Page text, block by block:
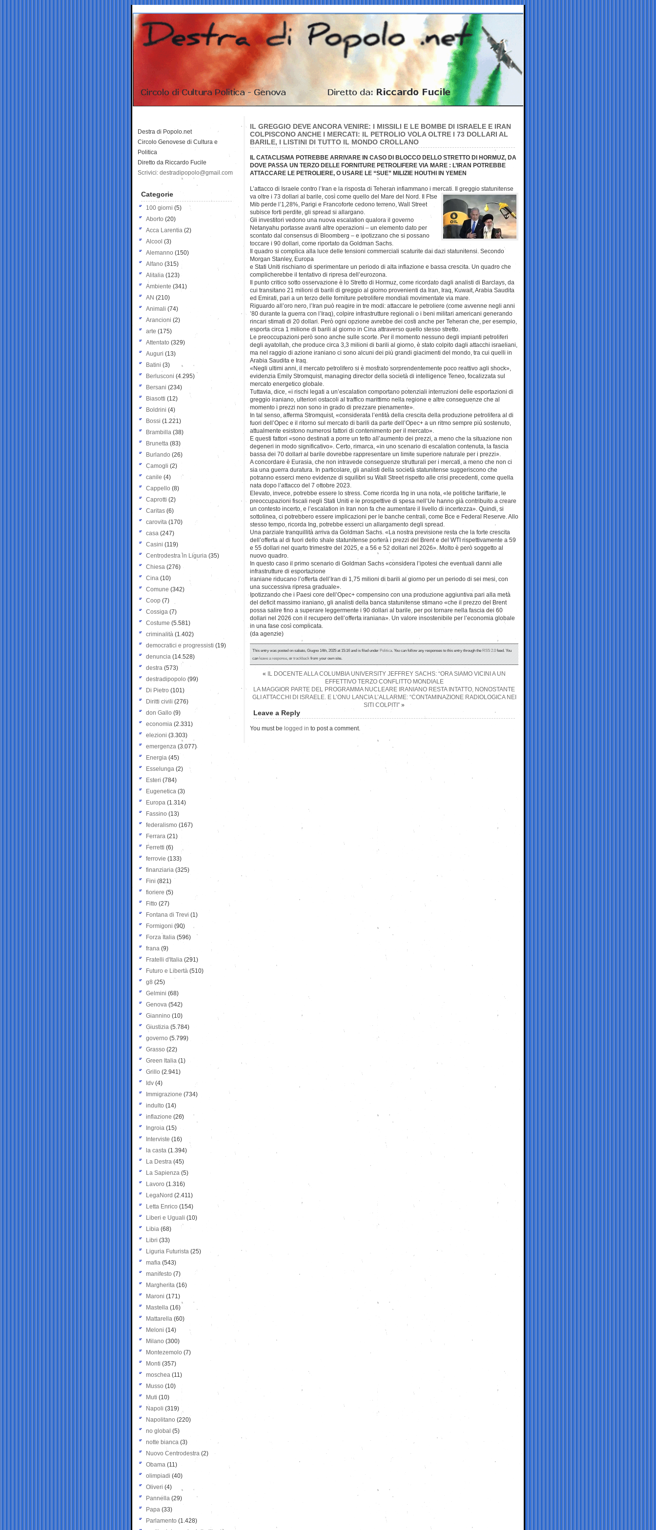
IL GREGGIO DEVE ANCORA VENIRE: I MISSILI E LE BOMBE DI ISRAELE E IRAN
COLPISCONO ANCHE I MERCATI: IL PETROLIO VOLA OLTRE I 73 DOLLARI AL
BARILE, I LISTINI DI TUTTO IL MONDO CROLLANO
IL CATACLISMA POTREBBE ARRIVARE IN CASO DI BLOCCO DELLO STRETTO DI HORMUZ, DA
DOVE PASSA UN TERZO DELLE FORNITURE PETROLIFERE VIA MARE : L’IRAN POTREBBE
ATTACCARE LE PETROLIERE, O USARE LE “SUE” MILIZIE HOUTHI IN YEMEN
L’attacco di Israele contro l’Iran e la risposta di Teheran infiammano i mercati. Il greggio statunitense
va oltre i 73 dollari al barile, così come quello del Mare del Nord. Il Ftse
Mib perde l’1,28%, Parigi e Francoforte cedono terreno, Wall Street
subisce forti perdite, gli spread si allargano.
Gli investitori vedono una nuova escalation qualora il governo
Netanyahu portasse avanti altre operazioni – un elemento dato per
scontato dal consensus di Bloomberg – e ipotizzano che si possano
toccare i 90 dollari, come riportato da Goldman Sachs.
Il quadro si complica alla luce delle tensioni commerciali scaturite dai dazi statunitensi. Secondo
Morgan Stanley, Europa
e Stati Uniti rischiano di sperimentare un periodo di alta inflazione e bassa crescita. Un quadro che
complicherebbe il tentativo di ripresa dell’eurozona.
Il punto critico sotto osservazione è lo Stretto di Hormuz, come ricordato dagli analisti di Barclays, da
cui transitano 21 milioni di barili di greggio al giorno provenienti da Iran, Iraq, Kuwait, Arabia Saudita
ed Emirati, pari a un terzo delle forniture petrolifere mondiali movimentate via mare.
Riguardo all’oro nero, l’Iran può reagire in tre modi: attaccare le petroliere (come avvenne negli anni
’80 durante la guerra con l’Iraq), colpire infrastrutture regionali o i beni militari americani generando
rincari stimati di 20 dollari. Però ogni opzione avrebbe dei costi anche per Teheran che, per esempio,
esporta circa 1 milione di barili al giorno in Cina attraverso quello stesso stretto.
Le preoccupazioni però sono anche sulle scorte. Per il momento nessuno degli impianti petroliferi
degli ayatollah, che produce circa 3,3 milioni di barili al giorno, è stato colpito dagli attacchi israeliani,
ma nel raggio di azione iraniano ci sono alcuni dei più grandi giacimenti del mondo, tra cui quelli in
Arabia Saudita e Iraq.
«Negli ultimi anni, il mercato petrolifero si è mostrato sorprendentemente poco reattivo agli shock»,
evidenzia Emily Stromquist, managing director della società di intelligence Teneo, focalizzata sul
mercato energetico globale.
Tuttavia, dice, «i rischi legati a un’escalation comportano potenziali interruzioni delle esportazioni di
greggio iraniano, ulteriori ostacoli al traffico marittimo nella regione e altre conseguenze che al
momento i prezzi non sono in grado di prezzare pienamente».
In tal senso, afferma Stromquist, «considerata l’entità della crescita della produzione petrolifera al di
fuori dell’Opec e il ritorno sul mercato di barili da parte dell’Opec+ a un ritmo sempre più sostenuto,
attualmente esistono numerosi fattori di contenimento per il mercato».
E questi fattori «sono destinati a porre un tetto all’aumento dei prezzi, a meno che la situazione non
degeneri in modo significativo». Certo, rimarca, «in uno scenario di escalation contenuta, la fascia
bassa dei 70 dollari al barile dovrebbe rappresentare un limite superiore naturale per i prezzi».
A concordare è Eurasia, che non intravede conseguenze strutturali per i mercati, a meno che non ci
sia una guerra duratura. In particolare, gli analisti della società statunitense suggeriscono che
potranno esserci meno evidenze di squilibri su Wall Street rispetto alle crisi precedenti, come quella
nata dopo l’attacco del 7 ottobre 2023.
Elevato, invece, potrebbe essere lo stress. Come ricorda Ing in una nota, «le politiche tariffarie, le
preoccupazioni fiscali negli Stati Uniti e le prospettive di spesa nell’Ue hanno già contribuito a creare
un contesto incerto, e l’escalation in Iran non fa che aumentare il livello di incertezza». Quindi, si
sottolinea, ci potrebbero essere implicazioni per le banche centrali, come Bce e Federal Reserve. Allo
stesso tempo, ricorda Ing, potrebbe esserci un allargamento degli spread.
Una parziale tranquillità arriva da Goldman Sachs. «La nostra previsione resta che la forte crescita
dell’offerta al di fuori dello shale statunitense porterà i prezzi del Brent e del WTI rispettivamente a 59
e 55 dollari nel quarto trimestre del 2025, e a 56 e 52 dollari nel 2026». Molto è però soggetto al
nuovo quadro.
In questo caso il primo scenario di Goldman Sachs «considera l’ipotesi che eventuali danni alle
infrastrutture di esportazione
iraniane riducano l’offerta dell’Iran di 1,75 milioni di barili al giorno per un periodo di sei mesi, con
una successiva ripresa graduale».
Ipotizzando che i Paesi core dell’Opec+ compensino con una produzione aggiuntiva pari alla metà
del deficit massimo iraniano, gli analisti della banca statunitense stimano «che il prezzo del Brent
possa salire fino a superare leggermente i 90 dollari al barile, per poi tornare nella fascia dei 60
dollari nel 2026 con il recupero dell’offerta iraniana». Un valore insostenibile per l’economia globale
in una fase così complicata.
(da agenzie)
This entry was posted on sabato, Giugno 14th, 2025 at 15:16 and is filed underPolitica. You can follow any responses to this entry through theRSS 2.0feed. You
canleave a response, ortrackbackfrom your own site.
«
IL DOCENTE ALLA COLUMBIA UNIVERSITY JEFFREY SACHS: “ORA SIAMO VICINI A UN
EFFETTIVO TERZO CONFLITTO MONDIALE
LA MAGGIOR PARTE DEL PROGRAMMA NUCLEARE IRANIANO RESTA INTATTO, NONOSTANTE
GLI ATTACCHI DI ISRAELE. E L’ONU LANCIA L’ALLARME: “CONTAMINAZIONE RADIOLOGICA NEI
SITI COLPITI” »
Leave a Reply
You must be logged in to post a comment.
Destra di Popolo.net
Circolo Genovese di Cultura e
Politica
Diretto da Riccardo Fucile
Scrivici: destradipopolo@gmail.com
Categorie
100 giorni (5)
Aborto (20)
Acca Larentia (2)
Alcool (3)
Alemanno (150)
Alfano (315)
Alitalia (123)
Ambiente (341)
AN (210)
Animali (74)
Arancioni (2)
arte (175)
Attentato (329)
Auguri (13)
Batini (3)
Berlusconi (4.295)
Bersani (234)
Biasotti (12)
Boldrini (4)
Bossi (1.221)
Brambilla (38)
Brunetta (83)
Burlando (26)
Camogli (2)
canile (4)
Cappello (8)
Caprotti (2)
Caritas (6)
carovita (170)
casa (247)
Casini (119)
Centrodestra in Liguria (35)
Chiesa (276)
Cina (10)
Comune (342)
Coop (7)
Cossiga (7)
Costume (5.581)
criminalità (1.402)
democratici e progressisti (19)
denuncia (14.528)
destra (573)
destradipopolo (99)
Di Pietro (101)
Diritti civili (276)
don Gallo (9)
economia (2.331)
elezioni (3.303)
emergenza (3.077)
Energia (45)
Esselunga (2)
Esteri (784)
Eugenetica (3)
Europa (1.314)
Fassino (13)
federalismo (167)
Ferrara (21)
Ferretti (6)
ferrovie (133)
finanziaria (325)
Fini (821)
fioriere (5)
Fitto (27)
Fontana di Trevi (1)
Formigoni (90)
Forza Italia (596)
frana (9)
Fratelli d'Italia (291)
Futuro e Libertà (510)
g8 (25)
Gelmini (68)
Genova (542)
Giannino (10)
Giustizia (5.784)
governo (5.799)
Grasso (22)
Green Italia (1)
Grillo (2.941)
Idv (4)
Immigrazione (734)
indulto (14)
inflazione (26)
Ingroia (15)
Interviste (16)
la casta (1.394)
La Destra (45)
La Sapienza (5)
Lavoro (1.316)
LegaNord (2.411)
Letta Enrico (154)
Liberi e Uguali (10)
Libia (68)
Libri (33)
Liguria Futurista (25)
mafia (543)
manifesto (7)
Margherita (16)
Maroni (171)
Mastella (16)
Mattarella (60)
Meloni (14)
Milano (300)
Montezemolo (7)
Monti (357)
moschea (11)
Musso (10)
Muti (10)
Napoli (319)
Napolitano (220)
no global (5)
notte bianca (3)
Nuovo Centrodestra (2)
Obama (11)
olimpiadi (40)
Oliveri (4)
Pannella (29)
Papa (33)
Parlamento (1.428)